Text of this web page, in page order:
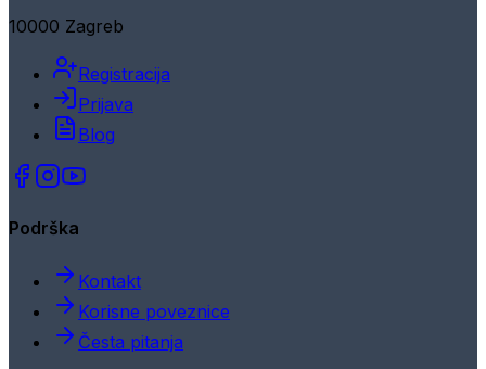
10000 Zagreb
Registracija
Prijava
Blog
Podrška
Kontakt
Korisne poveznice
Česta pitanja